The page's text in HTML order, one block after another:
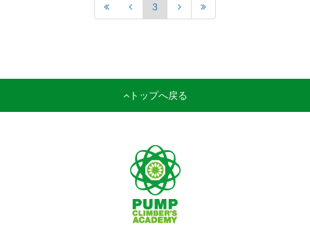
3
トップへ戻る